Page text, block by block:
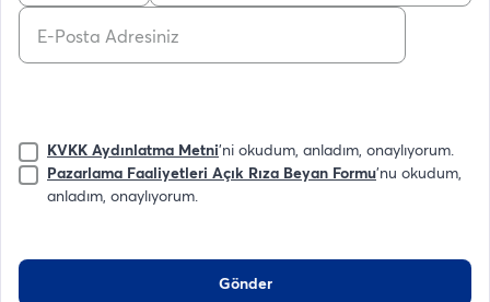
KVKK Aydınlatma Metni'ni okudum, anladım, onaylıyorum.
Pazarlama Faaliyetleri Açık Rıza Beyan Formu'nu okudum,
anladım, onaylıyorum.
Gönder